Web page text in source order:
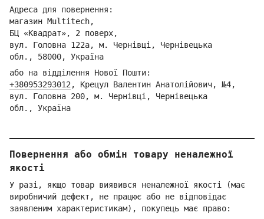
Адреса для повернення:
магазин Multitech,
БЦ «Квадрат», 2 поверх,
вул. Головна 122а, м. Чернівці, Чернівецька
обл., 58000, Україна
або на відділення Нової Пошти:
+380953293012 , Крецул Валентин Анатолійович, №4,
вул. Головна 200, м. Чернівці, Чернівецька
обл., Україна
Повернення або обмін товару неналежної
якості
У разі, якщо товар виявився неналежної якості (має
виробничий дефект, не працює або не відповідає
заявленим характеристикам), покупець має право: